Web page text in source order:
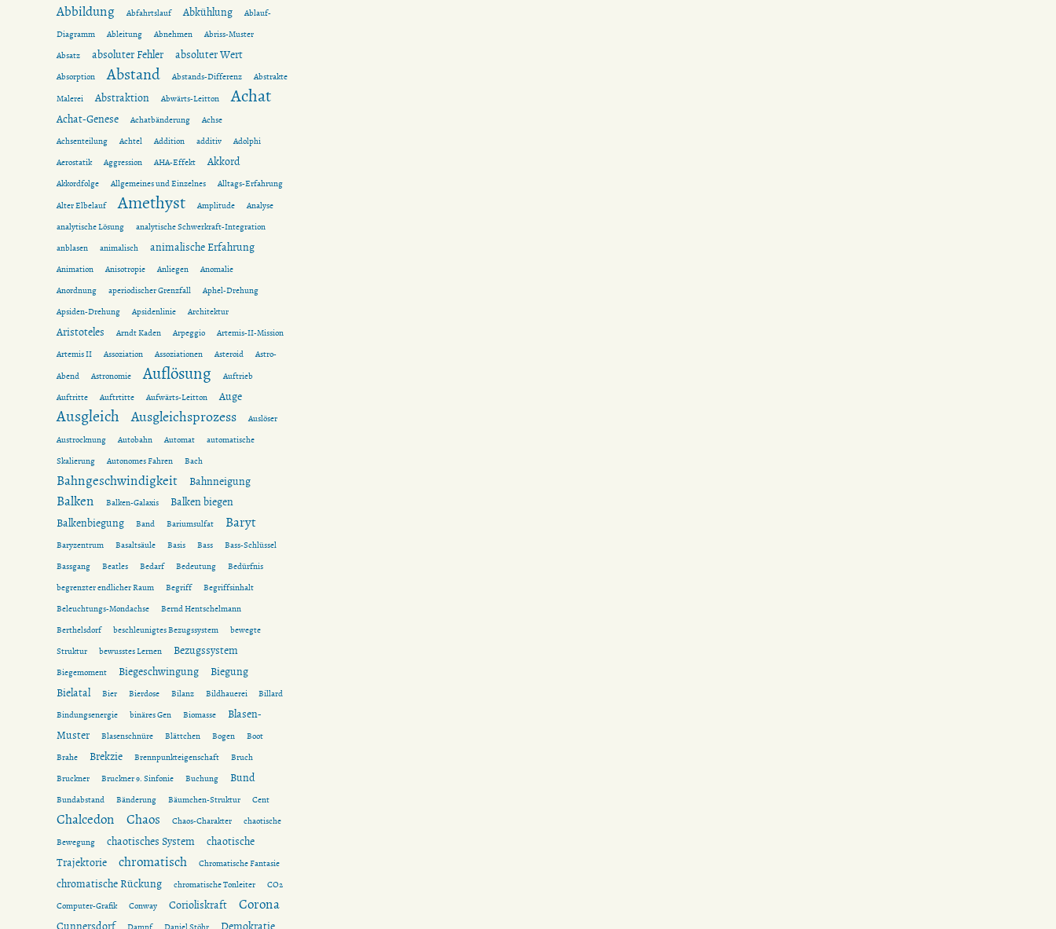
Abbildung Abfahrtslauf Abkühlung
Ablauf-
Diagramm
Ableitung Abnehmen
Abriss-Muster
Absatz
absoluter Fehler absoluter Wert
Absorption Abstand Abstands-Differenz
Abstrakte
Malerei
Abstraktion Abwärts-Leitton Achat
Achat-Genese Achatbänderung
Achse
Achsenteilung
Achtel Addition additiv
Adolphi
Aerostatik
Aggression AHA-Effekt Akkord
Akkordfolge Allgemeines und Einzelnes
Alltags-Erfahrung
Alter Elbelauf
Amethyst Amplitude
Analyse
analytische Lösung
analytische Schwerkraft-Integration
anblasen
animalisch animalische Erfahrung
Animation Anisotropie Anliegen
Anomalie
Anordnung
aperiodischer Grenzfall
Aphel-Drehung
Apsiden-Drehung
Apsidenlinie Architektur
Aristoteles Arndt Kaden Arpeggio
Artemis-II-Mission
Artemis II
Assoziation Assoziationen Asteroid
Astro-
Abend
Astronomie Auflösung
Auftrieb
Auftritte
Auftrtitte Aufwärts-Leitton Auge
Ausgleich Ausgleichsprozess
Auslöser
Austrocknung
Autobahn Automat
automatische
Skalierung
Autonomes Fahren Bach
Bahngeschwindigkeit Bahnneigung
Balken Balken-Galaxis
Balken biegen
Balkenbiegung
Band Bariumsulfat Baryt
Baryzentrum Basaltsäule Basis Bass
Bass-Schlüssel
Bassgang
Beatles Bedarf Bedeutung
Bedürfnis
begrenzter endlicher Raum
Begriff
Begriffsinhalt
Beleuchtungs-Mondachse
Bernd Hentschelmann
Berthelsdorf
beschleunigtes Bezugssystem
bewegte
Struktur
bewusstes Lernen Bezugssystem
Biegemoment Biegeschwingung
Biegung
Bielatal
Bier Bierdose Bilanz Bildhauerei
Billard
Bindungsenergie
binäres Gen Biomasse
Blasen-
Muster
Blasenschnüre Blättchen Bogen
Boot
Brahe
Brekzie Brennpunkteigenschaft
Bruch
Bruckner
Bruckner 9. Sinfonie Buchung Bund
Bundabstand Bänderung Bäumchen-Struktur Cent
Chalcedon Chaos Chaos-Charakter
chaotische
Bewegung
chaotisches System
chaotische
Trajektorie
chromatisch Chromatische Fantasie
chromatische Rückung chromatische Tonleiter
CO2
Computer-Grafik
Conway Corioliskraft Corona